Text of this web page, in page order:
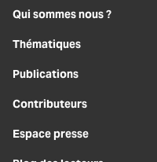
Qui sommes nous ?
Thématiques
Publications
Contributeurs
Espace presse